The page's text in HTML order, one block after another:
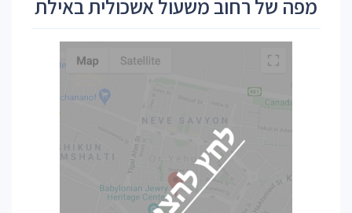
מפה של רחוב משעול אשכולית באילת